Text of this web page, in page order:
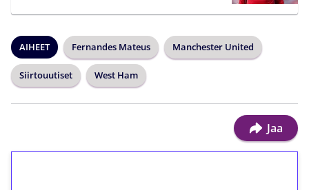
AIHEET Fernandes Mateus Manchester United
Siirtouutiset West Ham
Jaa